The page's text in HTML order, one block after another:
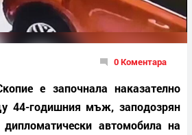
0 Коментара
е започнала наказателно
44-годишния мъж, заподозрян
автомобила на